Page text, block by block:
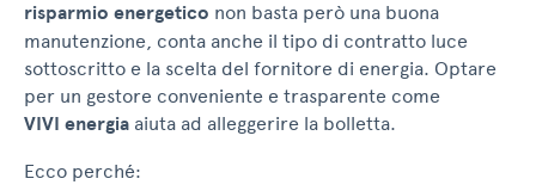
risparmio energetico non basta però una buona
manutenzione, conta anche il tipo di contratto luce
sottoscritto e la scelta del fornitore di energia. Optare
per un gestore conveniente e trasparente come
VIVI energia aiuta ad alleggerire la bolletta.
Ecco perché: